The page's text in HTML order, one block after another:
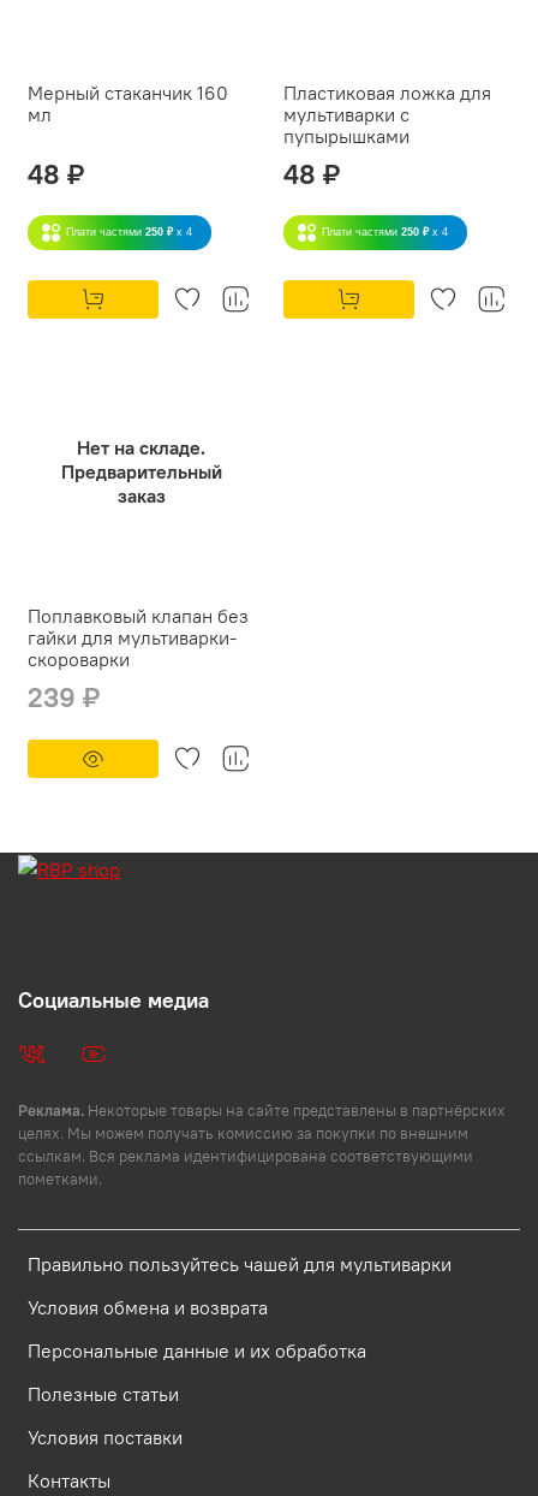
Мерный стаканчик 160
мл
48 ₽
Плати частями 250 ₽ x 4
Пластиковая ложка для
мультиварки с
пупырышками
48 ₽
Плати частями 250 ₽ x 4
Нет на складе.
Предварительный
заказ
Поплавковый клапан без
гайки для мультиварки-
скороварки
239 ₽
Правильно пользуйтесь чашей для мультиварки
Условия обмена и возврата
Персональные данные и их обработка
Полезные статьи
Условия поставки
Контакты
Социальные медиа
Реклама. Некоторые товары на сайте представлены в партнёрских
целях. Мы можем получать комиссию за покупки по внешним
ссылкам. Вся реклама идентифицирована соответствующими
пометками.